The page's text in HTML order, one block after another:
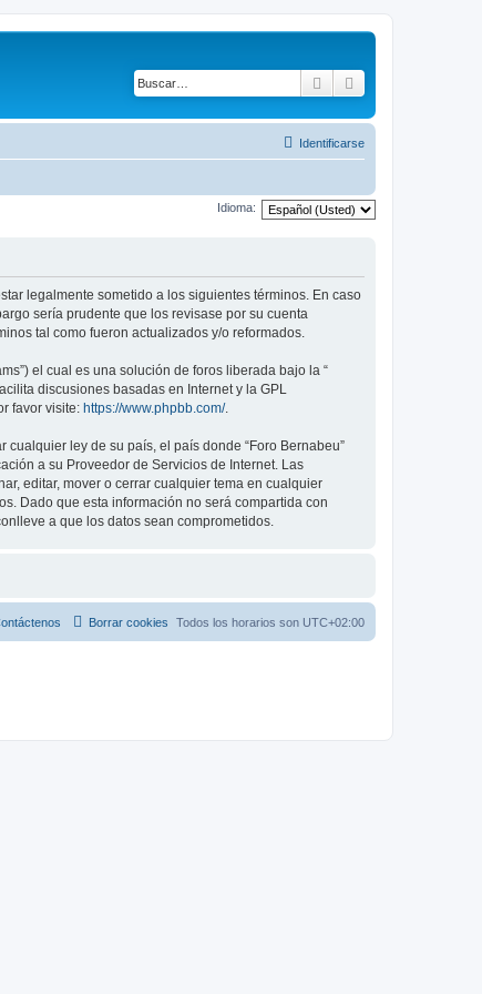
Buscar
Identificarse
Idioma:
legalmente sometido a los siguientes términos. En caso
sería prudente que los revisase por su cuenta
tal como fueron actualizados y/o reformados.
el cual es una solución de foros liberada bajo la “
discusiones basadas en Internet y la GPL
favor visite: https://www.phpbb.com/.
ley de su país, el país donde “Foro Bernabeu”
a su Proveedor de Servicios de Internet. Las
editar, mover o cerrar cualquier tema en cualquier
Dado que esta información no será compartida con
a que los datos sean comprometidos.
Todos los horarios son UTC+02:00
Borrar cookies